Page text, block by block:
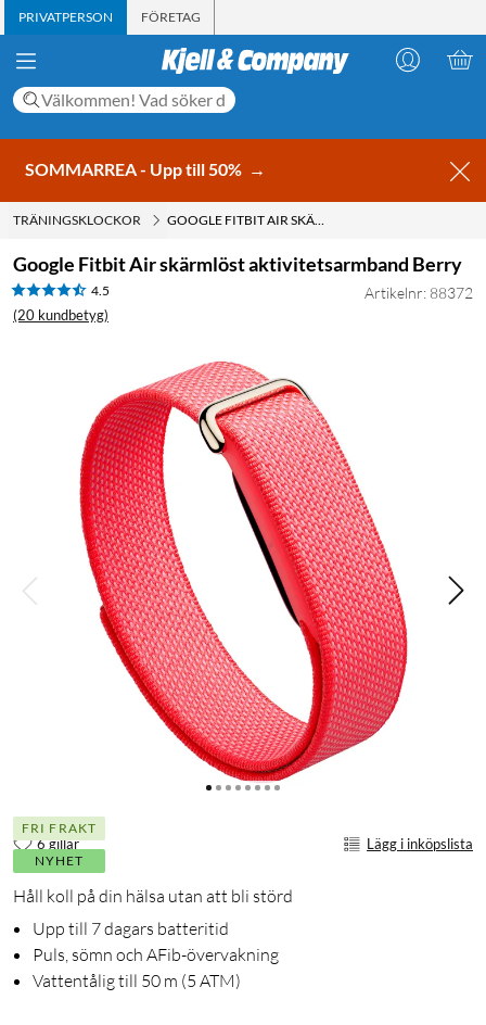
PRIVATPERSON FÖRETAG
SOMMARREA - Upp till 50% →
TRÄNINGSKLOCKOR GOOGLE FITBIT AIR SKÄRMLÖST AKTIVITETSARMBAND BERRY
Google Fitbit Air skärmlöst aktivitetsarmband Berry
4.5
(20 kundbetyg)
Artikelnr: 88372
FRI FRAKT
NYHET
6 gillar Lägg i inköpslista
Håll koll på din hälsa utan att bli störd
Upp till 7 dagars batteritid
Puls, sömn och AFib-övervakning
Vattentålig till 50 m (5 ATM)